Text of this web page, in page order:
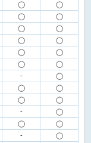
◯
◯
◯
◯
◯
◯
◯
◯
◯
◯
◯
◯
-
◯
◯
◯
◯
◯
-
◯
◯
◯
-
◯